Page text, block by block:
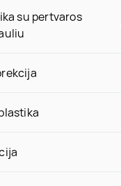
su pertvaros